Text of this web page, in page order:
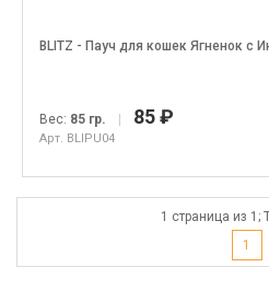
BLITZ - Пауч для кошек Ягненок с
Вес: 85 гр. | 85 ₽
Арт. BLIPU04
1 страница из 1;
1